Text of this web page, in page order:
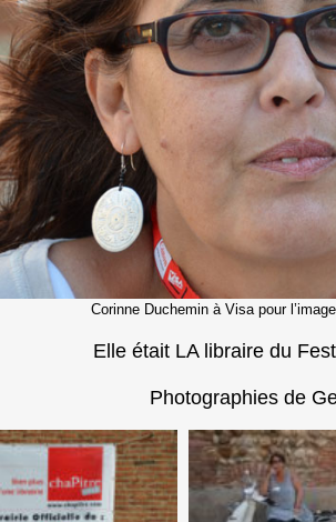
Corinne Duchemin à Visa pour
Elle était LA libraire du
Photographies de